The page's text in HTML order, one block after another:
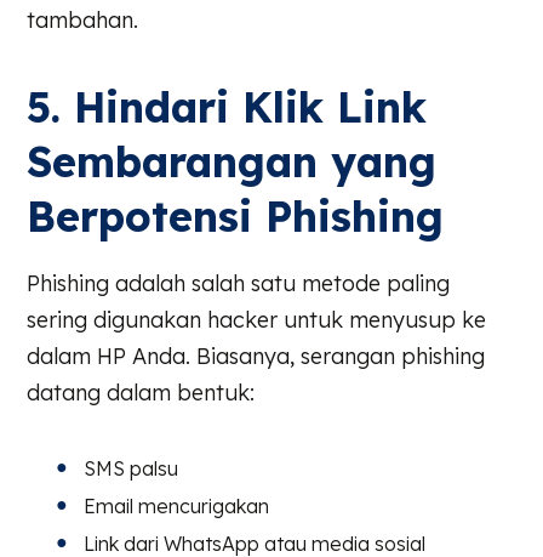
tambahan.
5. Hindari Klik Link
Sembarangan yang
Berpotensi Phishing
Phishing adalah salah satu metode paling
sering digunakan hacker untuk menyusup ke
dalam HP Anda. Biasanya, serangan phishing
datang dalam bentuk:
SMS palsu
Email mencurigakan
Link dari WhatsApp atau media sosial